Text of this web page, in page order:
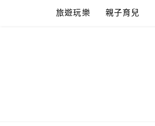
旅遊玩樂 親子育兒